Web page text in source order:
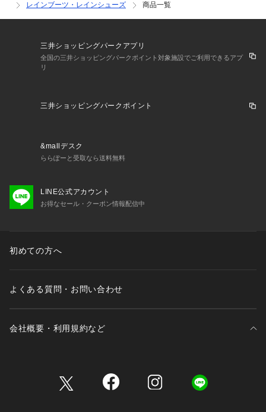
レインブーツ・レインシューズ
商品一覧
三井ショッピングパークアプリ
全国の三井ショッピングパークポイント対象施設でご利用できるアプ
リ
三井ショッピングパークポイント
&mallデスク
ららぽーと受取なら送料無料
LINE公式アカウント
お得なセール・クーポン情報配信中
初めての方へ
よくある質問・お問い合わせ
会社概要・利用規約など